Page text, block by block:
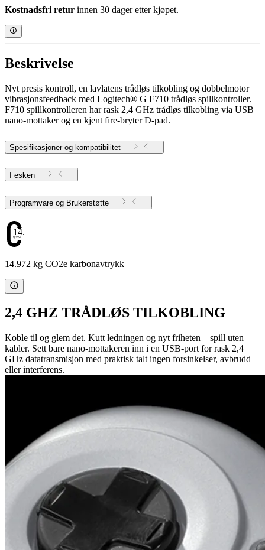
Kostnadsfri retur innen 30 dager etter kjøpet.
Beskrivelse
Nyt presis kontroll, en lavlatens trådløs tilkobling og dobbelmotor
vibrasjonsfeedback med Logitech® G F710 trådløs spillkontroller.
F710 spillkontrolleren har rask 2,4 GHz trådløs tilkobling via USB
nano-mottaker og en kjent fire-bryter D-pad.
Spesifikasjoner og kompatibilitet
I esken
Programvare og Brukerstøtte
14.972
14.972 kg CO2e karbonavtrykk
2,4 GHZ TRÅDLØS TILKOBLING
Koble til og glem det. Kutt ledningen og nyt friheten—spill uten
kabler. Sett bare nano-mottakeren inn i en USB-port for rask 2,4
GHz datatransmisjon med praktisk talt ingen forsinkelser, avbrudd
eller interferens.